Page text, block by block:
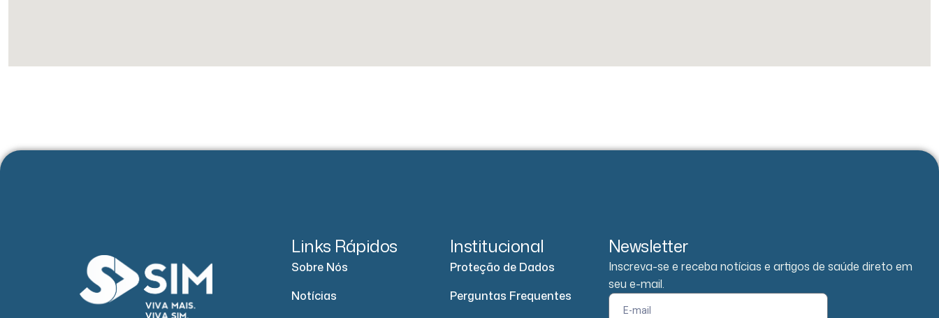
Links Rápidos
Sobre Nós
Notícias
Institucional
Proteção de Dados
Perguntas Frequentes
Newsletter
Inscreva-se e receba notícias e artigos de saúde direto em
seu e-mail.